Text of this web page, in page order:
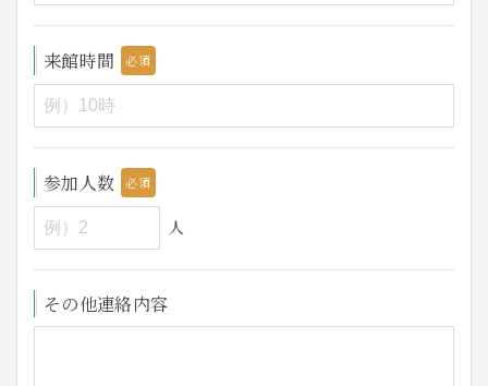
来館時間
参加人数
人
その他連絡内容